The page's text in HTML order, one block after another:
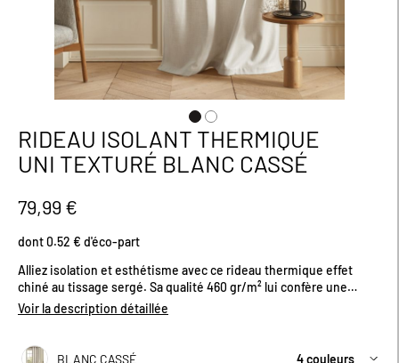
Passer
au
début
la
Galerie
d’images
RIDEAU ISOLANT THERMIQUE
UNI TEXTURÉ BLANC CASSÉ
79,99 €
dont 0.52 € d'éco-part
Alliez isolation et esthétisme avec ce rideau thermique effet
chiné au tissage sergé. Sa qualité 460 gr/m² lui confère une
excellente tenue et un tombé impeccable. Grâce à sa doublure en
polaire, il forme une barrière efficace contre le froid en hiver et la
énergétique de votre logement tout en filtrant la lumière pour
Voir la description détaillée
BLANC CASSÉ 4 couleurs